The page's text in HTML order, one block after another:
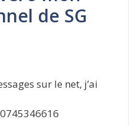
de SG
sur le net, j’ai